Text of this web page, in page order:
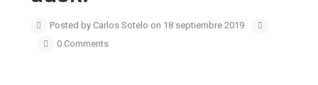
Posted by Carlos Sotelo on 18 septiembre 2019
0 Comments